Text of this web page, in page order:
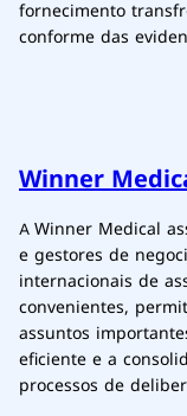
fornecimento
conforme das
Winner
A Winner Medical
e gestores de
internacionais de
convenientes,
assuntos
eficiente e a
processos de